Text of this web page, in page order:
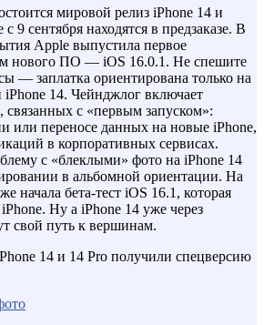
мировой релиз iPhone 14 и
9 сентября находятся в предзаказе. В
Apple выпустила первое
нового ПО — iOS 16.0.1. Не спешите
— заплатка ориентирована только на
iPhone 14. Чейнджлог включает
связанных с «первым запуском»:
или переносе данных на новые iPhone,
в корпоративных сервисах.
с «блеклыми» фото на iPhone 14
в альбомной ориентации. На
начала бета-тест iOS 16.1, которая
iPhone. Ну а iPhone 14 уже через
свой путь к вершинам.